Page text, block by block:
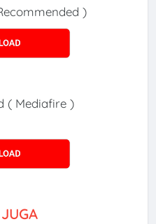
)
( Mediafire )